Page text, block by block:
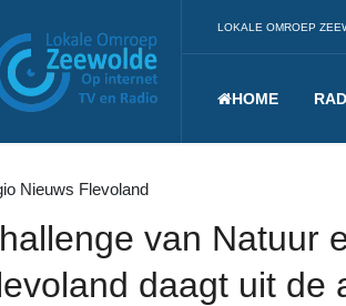
LOKALE OMROEP
HOME
Nieuws Flevoland
van Natuur
daagt uit de